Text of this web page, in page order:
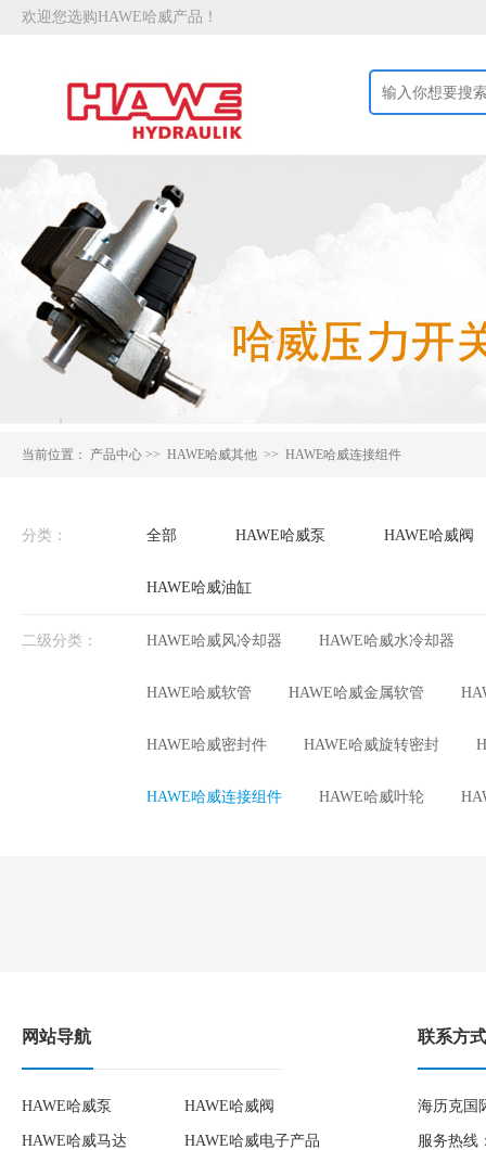
欢迎您选购HAWE哈威产品！
当前位置： 产品中心 >> HAWE哈威其他 >> HAWE哈威连接组件
分类： 全部 HAWE哈威泵 HAWE哈威阀
HAWE哈威油缸
二级分类： HAWE哈威风冷却器 HAWE哈威水冷却器
HAWE哈威软管 HAWE哈威金属软管
HAWE哈威密封件 HAWE哈威旋转密封
HAWE哈威连接组件 HAWE哈威叶轮
网站导航
HAWE哈威泵 HAWE哈威阀
HAWE哈威马达 HAWE哈威电子产品
联系方式
海历克国
服务热线